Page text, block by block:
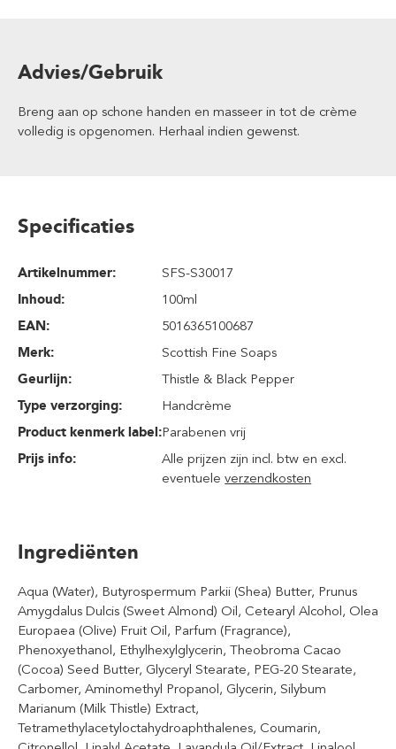
Advies/Gebruik
Breng aan op schone handen en masseer in tot de crème
volledig is opgenomen. Herhaal indien gewenst.
Specificaties
Artikelnummer:
SFS-S30017
Inhoud:
100ml
EAN:
5016365100687
Merk:
Scottish Fine Soaps
Geurlijn:
Thistle & Black Pepper
Type verzorging:
Handcrème
Product kenmerk label:Parabenen vrij
Prijs info:
Alle prijzen zijn incl. btw en excl.
eventueleverzendkosten
Ingrediënten
Aqua (Water), Butyrospermum Parkii (Shea) Butter, Prunus
Amygdalus Dulcis (Sweet Almond) Oil, Cetearyl Alcohol, Olea
Europaea (Olive) Fruit Oil, Parfum (Fragrance),
Phenoxyethanol, Ethylhexylglycerin, Theobroma Cacao
(Cocoa) Seed Butter, Glyceryl Stearate, PEG-20 Stearate,
Carbomer, Aminomethyl Propanol, Glycerin, Silybum
Marianum (Milk Thistle) Extract,
Tetramethylacetyloctahydroaphthalenes, Coumarin,